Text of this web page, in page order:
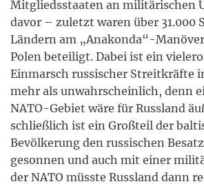
Mitgliedsstaaten an militärischen
davor – zuletzt waren über 31.000
Ländern am „Anakonda“-
Polen beteiligt. Dabei ist ein
Einmarsch russischer Streitkräfte
mehr als unwahrscheinlich, denn
NATO-Gebiet wäre für Russland
schließlich ist ein Großteil der
Bevölkerung den russischen
gesonnen und auch mit einer
der NATO müsste Russland dann